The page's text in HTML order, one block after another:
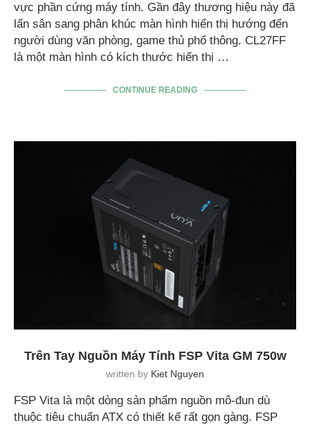
vực phần cứng máy tính. Gần đây thương hiệu này đã
lấn sân sang phân khúc màn hình hiển thị hướng đến
người dùng văn phòng, game thủ phổ thông. CL27FF
là một màn hình có kích thước hiển thị …
CONTINUE READING
Trên Tay Nguồn Máy Tính FSP Vita GM 750w
written by Kiet Nguyen
FSP Vita là một dòng sản phẩm nguồn mô-đun dù
thuộc tiêu chuẩn ATX có thiết kế rất gọn gàng. FSP